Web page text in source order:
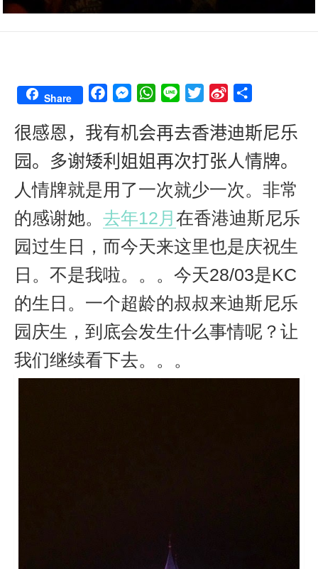
Share
c
b
o
k
s
e
n
e
r
W
a
s
A
p
n
i
t
e
n
W
e
b
o
a
e
很感恩，我有机会再去香港迪斯尼乐
园。多谢矮利姐姐再次打张人情牌。
人情牌就是用了一次就少一次。非常
的感谢她。 去年12月 在香港迪斯尼乐
园过生日，而今天来这里也是庆祝生
日。不是我啦。。。今天28/03是KC
的生日。一个超龄的叔叔来迪斯尼乐
园庆生，到底会发生什么事情呢？让
我们继续看下去。。。